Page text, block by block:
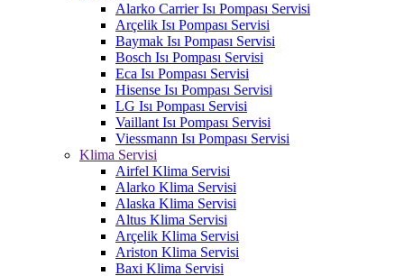
Alarko Carrier Isı Pompası Servisi
Arçelik Isı Pompası Servisi
Baymak Isı Pompası Servisi
Bosch Isı Pompası Servisi
Eca Isı Pompası Servisi
Hisense Isı Pompası Servisi
LG Isı Pompası Servisi
Vaillant Isı Pompası Servisi
Viessmann Isı Pompası Servisi
Klima Servisi
Airfel Klima Servisi
Alarko Klima Servisi
Alaska Klima Servisi
Altus Klima Servisi
Arçelik Klima Servisi
Ariston Klima Servisi
Baxi Klima Servisi